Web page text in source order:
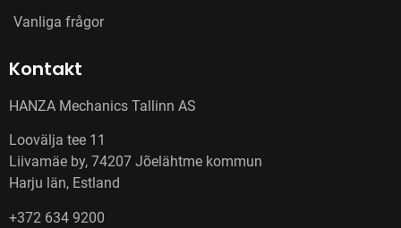
Vanliga frågor
Kontakt
HANZA Mechanics Tallinn AS
Loovälja tee 11
Liivamäe by, 74207 Jõelähtme kommun
Harju län, Estland
+372 634 9200